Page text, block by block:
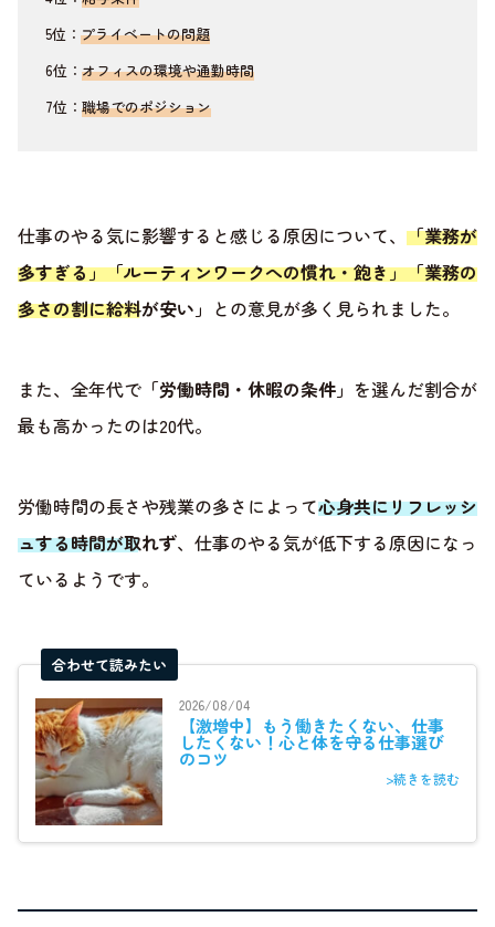
5位： プライベートの問題
6位： オフィスの環境や通勤時間
7位： 職場でのポジション
仕事のやる気に影響すると感じる原因について、 「業務が
多すぎる」「ルーティンワークへの慣れ・飽き」「業務の
多さの割に給料が安い」 との意見が多く見られました。
また、全年代で 「労働時間・休暇の条件」 を選んだ割合が
最も高かったのは20代。
労働時間の長さや残業の多さによって心身共にリフレッシ
ュする時間が取れず、仕事のやる気が低下する原因になっ
ているようです。
合わせて読みたい
2026/08/04
【激増中】もう働きたくない、仕事
したくない！心と体を守る仕事選び
のコツ
>続きを読む